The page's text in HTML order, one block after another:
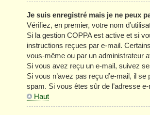
Je suis enregistré mais je ne peux
Vérifiez, en premier, votre nom
Si la gestion COPPA est active et si
instructions reçues par e-mail.
vous-même ou par un administrateur
Si vous avez reçu un e-mail, suivez
Si vous n’avez pas reçu d’e-mail, il
spam. Si vous êtes sûr de l’adresse
Haut